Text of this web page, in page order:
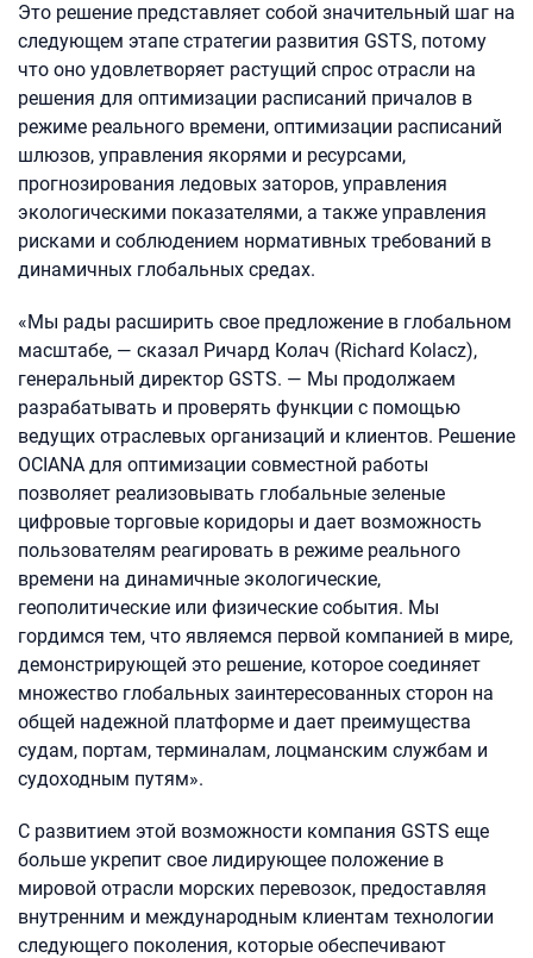
Это решение представляет собой значительный шаг на
следующем этапе стратегии развития GSTS, потому
что оно удовлетворяет растущий спрос отрасли на
решения для оптимизации расписаний причалов в
режиме реального времени, оптимизации расписаний
шлюзов, управления якорями и ресурсами,
прогнозирования ледовых заторов, управления
экологическими показателями, а также управления
рисками и соблюдением нормативных требований в
динамичных глобальных средах.
«Мы рады расширить свое предложение в глобальном
масштабе, — сказал Ричард Колач (Richard Kolacz),
генеральный директор GSTS. — Мы продолжаем
разрабатывать и проверять функции с помощью
ведущих отраслевых организаций и клиентов. Решение
OCIANA для оптимизации совместной работы
позволяет реализовывать глобальные зеленые
цифровые торговые коридоры и дает возможность
пользователям реагировать в режиме реального
времени на динамичные экологические,
геополитические или физические события. Мы
гордимся тем, что являемся первой компанией в мире,
демонстрирующей это решение, которое соединяет
множество глобальных заинтересованных сторон на
общей надежной платформе и дает преимущества
судам, портам, терминалам, лоцманским службам и
судоходным путям».
С развитием этой возможности компания GSTS еще
больше укрепит свое лидирующее положение в
мировой отрасли морских перевозок, предоставляя
внутренним и международным клиентам технологии
следующего поколения, которые обеспечивают